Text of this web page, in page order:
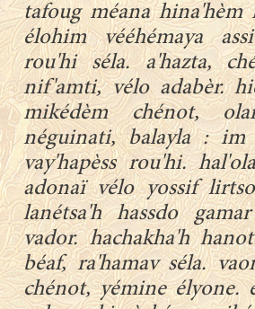
tafoug méana hina'hèm
élohim vééhémaya
rou'hi séla. a'hazta,
nif'amti, vélo adabèr.
mikédèm chénot,
néguinati, balayla : im
vay'hapèss rou'hi.
adonaï vélo yossif
lanétsa'h hassdo
vador. hachakha'h
béaf, ra'hamav séla.
chénot, yémine élyone.